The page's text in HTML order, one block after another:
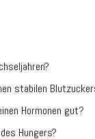
stabilen
Hormonen gut?
Hungers?